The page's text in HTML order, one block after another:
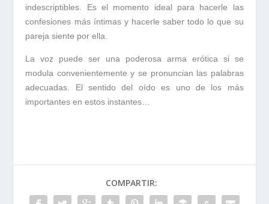
indescriptibles. Es el momento ideal para hacerle las
confesiones más íntimasy hacerle saber todo lo que su
pareja siente por ella.
La voz puede ser una poderosa arma erótica si se
modula convenientemente y se pronuncian las palabras
adecuadas. El sentido del oído es uno de los más
importantes en estos instantes…
COMPARTIR: